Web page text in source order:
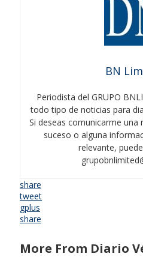
BN
Periodista del GRUPO
todo tipo de noticias para
Si deseas comunicarme
suceso o alguna
relevante,
share
tweet
gplus
share
More From Diario